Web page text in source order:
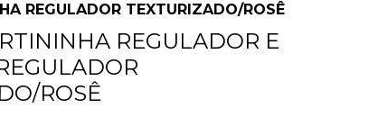
REGULADOR TEXTURIZADO/ROSÊ
REGULADOR E
ROSÊ